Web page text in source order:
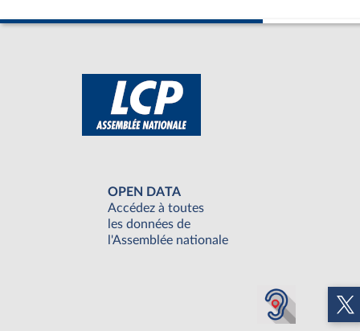
OPEN DATA
Accédez à toutes
les données de
l'Assemblée nationale